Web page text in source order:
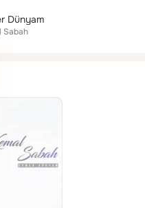
Dünyam
Sabah